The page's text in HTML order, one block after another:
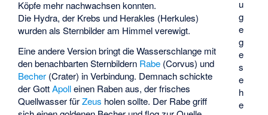
u
g
e
g
e
s
e
h
e
Köpfe mehr nachwachsen konnten.
Die Hydra, der Krebs und Herakles (Herkules)
wurden als Sternbilder am Himmel verewigt.
Eine andere Version bringt die Wasserschlange mit
den benachbarten Sternbildern Rabe (Corvus) und
Becher (Crater) in Verbindung. Demnach schickte
der GottApolleinen Raben aus, der frisches
Quellwasser fürZeus holen sollte. Der Rabe griff